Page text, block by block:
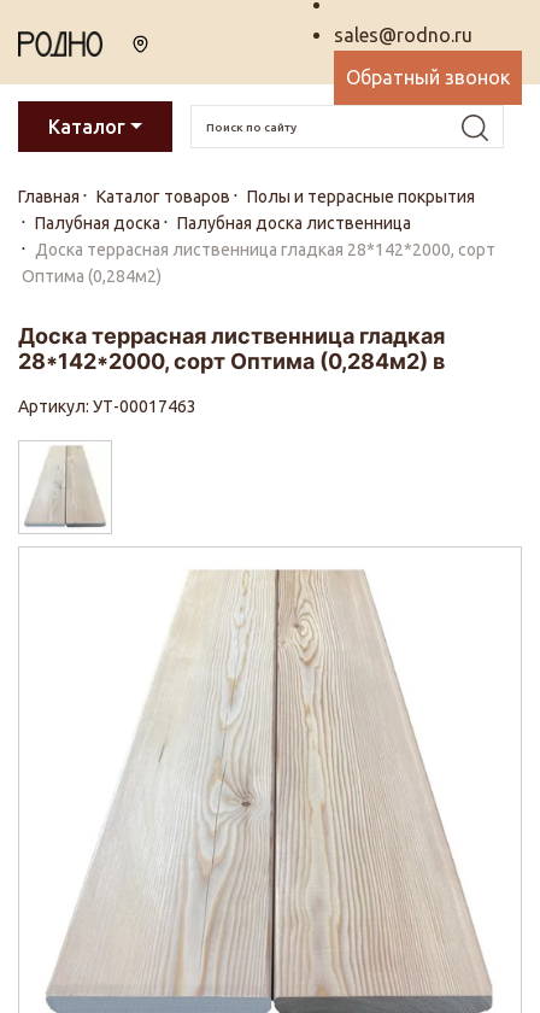
sales@rodno.ru
Обратный звонок
Каталог
Главная Каталог товаров
Полы и террасные покрытия
Палубная доска
Палубная доска лиственница
Доска террасная лиственница гладкая 28*142*2000, сорт
Оптима (0,284м2)
Доска террасная лиственница гладкая
28*142*2000, сорт Оптима (0,284м2) в
Артикул: УТ-00017463